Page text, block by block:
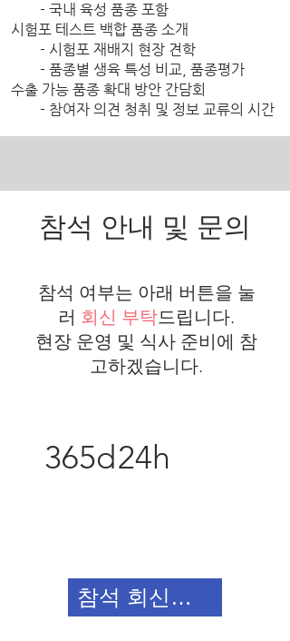
- 국내 육성 품종 포함
시험포 테스트 백합 품종 소개
- 시험포 재배지 현장 견학
- 품종별 생육 특성 비교, 품종평가
수출 가능 품종 확대 방안 간담회
- 참여자 의견 청취 및 정보 교류의 시간
참석 안내 및 문의
참석 여부는 아래 버튼을 눌
러 회신 부탁드립니다.
​현장 운영 및 식사 준비에 참
고하겠습니다.
365d24h
참석 회신하기